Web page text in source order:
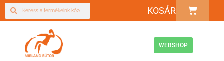
KOSÁR
WEBSHOP